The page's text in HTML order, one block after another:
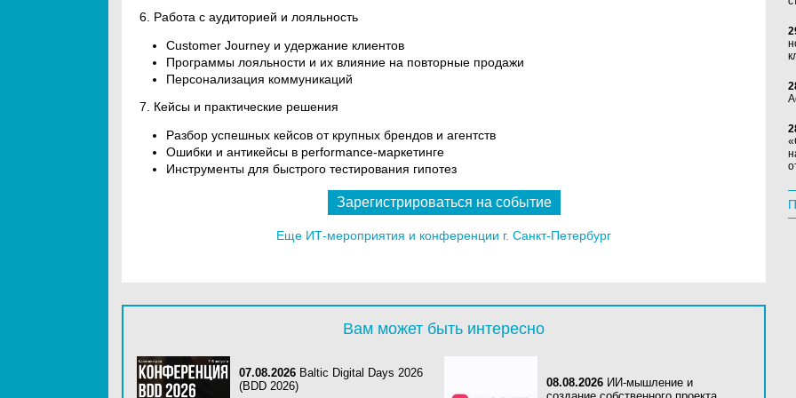
6. Работа с аудиторией и лояльность
Customer Journey и удержание клиентов
Программы лояльности и их влияние на повторные продажи
Персонализация коммуникаций
7. Кейсы и практические решения
Разбор успешных кейсов от крупных брендов и агентств
Ошибки и антикейсы в performance-маркетинге
Инструменты для быстрого тестирования гипотез
Зарегистрироваться на событие
Еще ИТ-мероприятия и конференции г. Санкт-Петербург
Вам может быть интересно
07.08.2026 Baltic Digital Days 2026
(BDD 2026)
08.08.2026 ИИ-мышление и